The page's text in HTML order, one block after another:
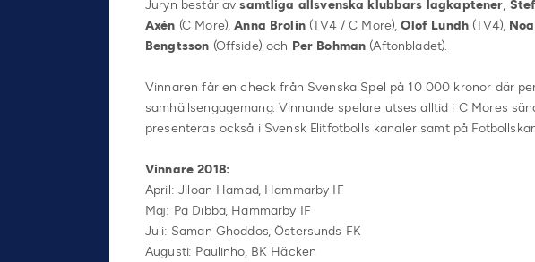
Juryn består avsamtliga allsvenska klubbars lagkaptener,
Axén (C More), Anna Brolin(TV4 / C More),Olof Lundh(TV4),
Bengtsson (Offside) och Per Bohman (Aftonbladet).
Vinnaren får en check från Svenska Spel på 10 000 kronor där
samhällsengagemang. Vinnande spelare utses alltid i C Mores
presenteras också i Svensk Elitfotbolls kanaler samt på
Vinnare 2018:
April: Jiloan Hamad, Hammarby IF
Maj: Pa Dibba, Hammarby IF
Juli: Saman Ghoddos, Östersunds FK
Augusti: Paulinho, BK Häcken